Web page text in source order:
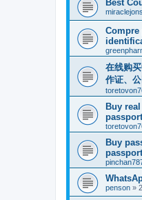
Best
Compre
在线购
作证、
Buy
Buy
penson »